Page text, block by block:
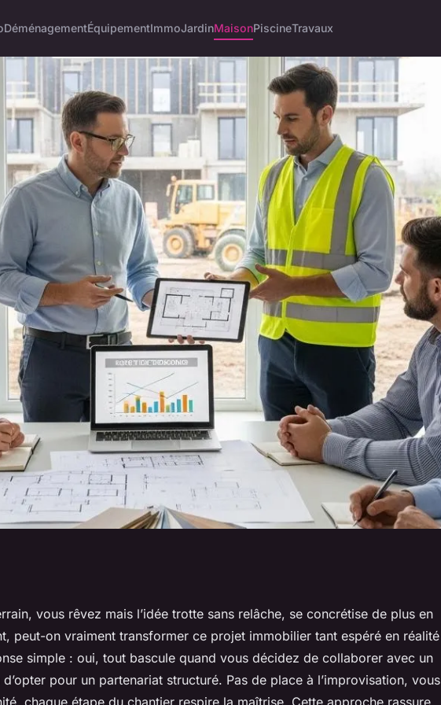
DéménagementÉquipementImmoJardinMaisonPiscineTravaux
un
chaque étape de
vous rêvez mais l’idée trotte sans relâche, se concrétise de plus en
peut-on vraiment transformer ce projet immobilier tant espéré en réalité
simple : oui, tout bascule quand vous décidez de collaborer avec un
pour un partenariat structuré. Pas de place à l’improvisation, vous
chaque étape du chantier respire la maîtrise. Cette approche rassure,